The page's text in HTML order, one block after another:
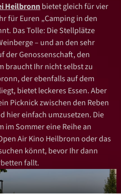
Heilbronnbietet gleich für vier
für Euren „Camping in den
Das Tolle: Die Stellplätze
– und an den sehr
der Genossenschaft, den
braucht Ihr nicht selbst zu
der ebenfalls auf dem
bietet leckeres Essen. Aber
Picknick zwischen den Reben
hier einfach umzusetzen. Die
im Sommer eine Reihe an
Air Kino Heilbronn oder das
könnt, bevor Ihr dann
fallt.